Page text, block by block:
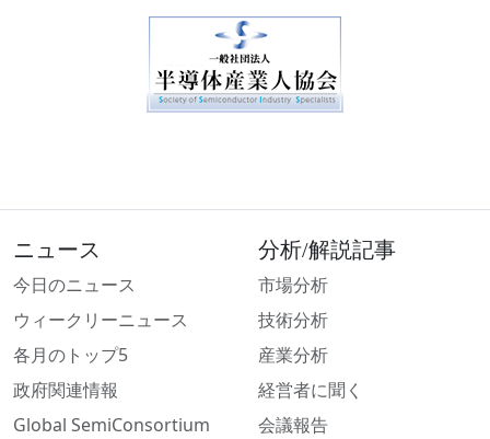
ニュース
今日のニュース
ウィークリーニュース
各月のトップ5
政府関連情報
Global SemiConsortium
分析/解説記事
市場分析
技術分析
産業分析
経営者に聞く
会議報告